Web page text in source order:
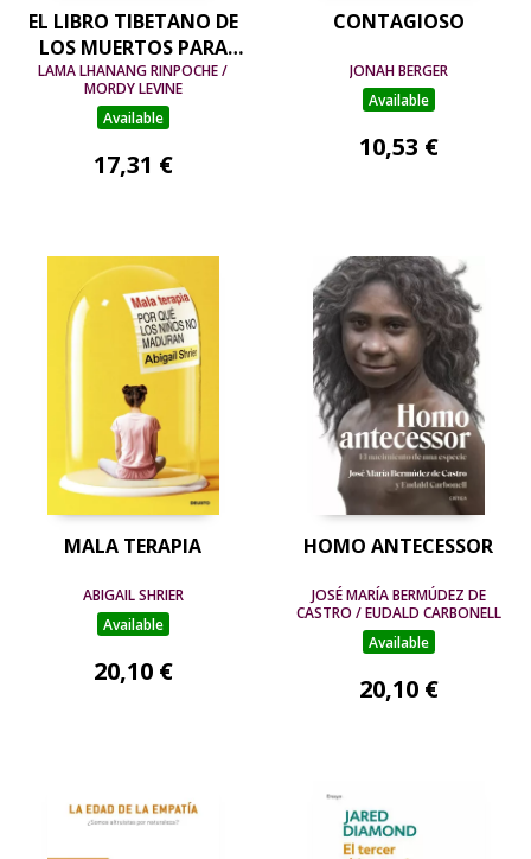
EL LIBRO TIBETANO DE
LOS MUERTOS PARA
PRINCIPIANTES
LAMA LHANANG RINPOCHE /
MORDY LEVINE
Available
17,31 €
CONTAGIOSO
JONAH BERGER
Available
10,53 €
MALA TERAPIA
ABIGAIL SHRIER
Available
20,10 €
HOMO ANTECESSOR
JOSÉ MARÍA BERMÚDEZ DE
CASTRO / EUDALD CARBONELL
Available
20,10 €